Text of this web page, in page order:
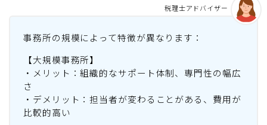
事務所の規模によって特徴が異なります：
【大規模事務所】
・メリット：組織的なサポート体制、専門性の幅広
さ
・デメリット：担当者が変わることがある、費用が
比較的高い
税理士アドバイザー